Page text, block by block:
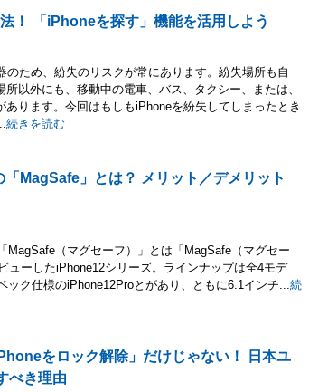
！ 「iPhoneを探す」機能を活用しよう
ため、紛失のリスクが常にあります。紛失場所も自
以外にも、移動中の電車、バス、タクシー、または、
ります。今回はもしもiPhoneを紛失してしまったとき
続きを読む
MagSafe」とは？ メリット／デメリット
MagSafe（マグセーフ）」とは「MagSafe（マグセー
ューしたiPhone12シリーズ。ラインナップは全4モデ
ック仕様のiPhone12Proとがあり、ともに6.1インチ...続
をロック解除」だけじゃない！ 日本ユ
べき理由